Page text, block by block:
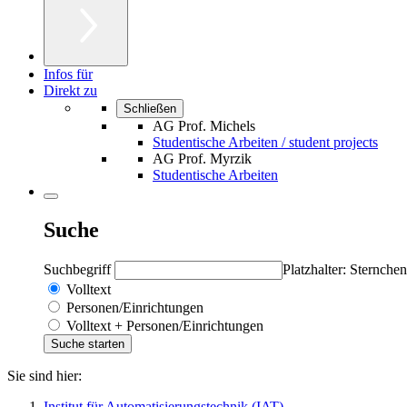
Infos für
Direkt zu
Schließen
AG Prof. Michels
Studentische Arbeiten / student projects
AG Prof. Myrzik
Studentische Arbeiten
Suche
Suchbegriff
Platzhalter:
Volltext
Personen/Einrichtungen
Volltext + Personen/Einrichtungen
Sie sind hier: